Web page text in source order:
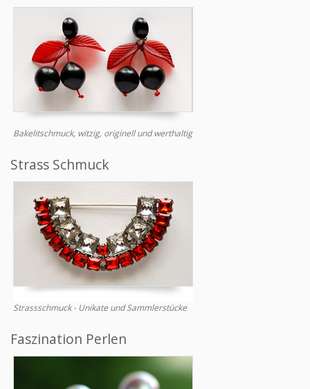
Bakelitschmuck, witzig, originell und werthaltig
Strass Schmuck
Strassschmuck - Unikate und Sammlerstücke
Faszination Perlen